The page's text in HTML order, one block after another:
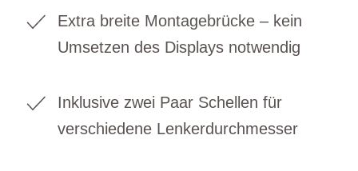
Extra breite Montagebrücke – kein
Umsetzen des Displays notwendig
Inklusive zwei Paar Schellen für
verschiedene Lenkerdurchmesser